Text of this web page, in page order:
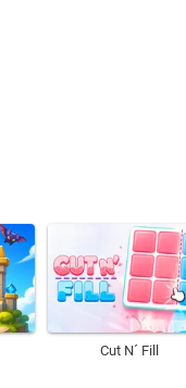
Cut N´ Fill